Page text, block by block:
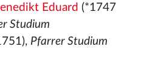
Eduard (*1747
Studium
Pfarrer Studium